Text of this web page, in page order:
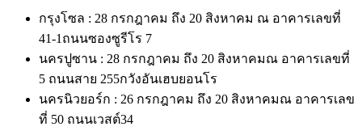
กรุงโซล : 28 กรกฎาคม ถึง 20 สิงหาคม ณ อาคารเลขที่
41-1ถนนซองซูรีโร 7
นครปูซาน : 28 กรกฎาคม ถึง 20 สิงหาคมณ อาคารเลขที่
5 ถนนสาย 255กวังอันเฮบยอนโร
นครนิวยอร์ก : 26 กรกฎาคม ถึง 20 สิงหาคมณ อาคารเลข
ที่ 50 ถนนเวสต์34